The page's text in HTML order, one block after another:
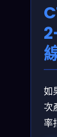
如
次
率